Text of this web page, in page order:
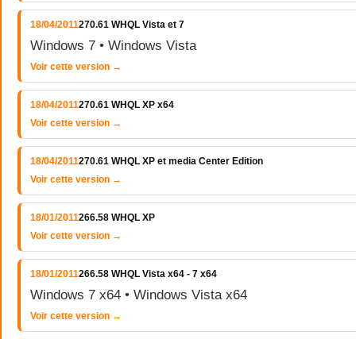
18/04/2011270.61 WHQL Vista et 7
Windows 7 • Windows Vista
Voir cette version →
18/04/2011270.61 WHQL XP x64
Voir cette version →
18/04/2011270.61 WHQL XP et media Center Edition
Voir cette version →
18/01/2011266.58 WHQL XP
Voir cette version →
18/01/2011266.58 WHQL Vista x64 - 7 x64
Windows 7 x64 • Windows Vista x64
Voir cette version →